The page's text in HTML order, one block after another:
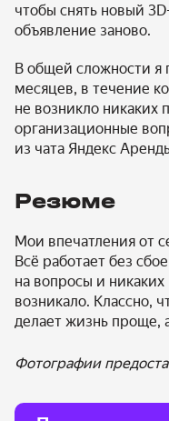
чтобы снять новый
объявление заново.
В общей сложности я
месяцев, в течение
не возникло никаких
организационные
из чата Яндекс
Резюме
Мои впечатления от
Всё работает без
на вопросы и
возникало. Классно,
делает жизнь проще,
Фотографии